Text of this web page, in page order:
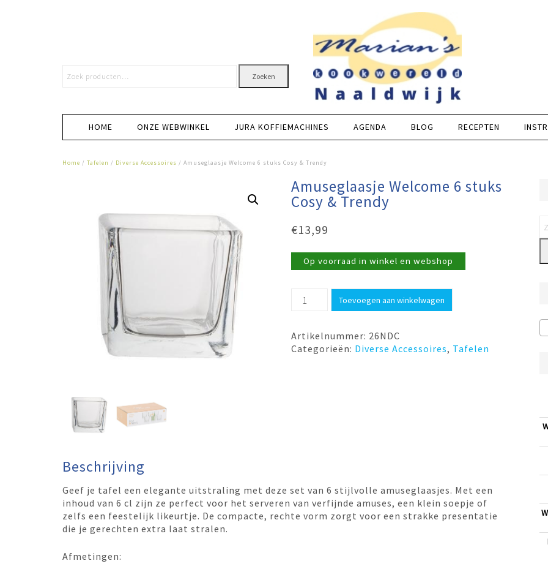
Zoeken
HOME ONZE WEBWINKEL JURA KOFFIEMACHINES AGENDA BLOG RECEPTEN
Home / Tafelen / Diverse Accessoires / Amuseglaasje Welcome 6 stuks Cosy & Trendy
Amuseglaasje Welcome 6 stuks
Cosy & Trendy
€13,99
Op voorraad in winkel en webshop
Amuseglaasje
Welcome
stuks
Cosy
Toevoegen aan winkelwagen
Artikelnummer: 26NDC
Categorieën: Diverse Accessoires, Tafelen
Beschrijving
Geef je tafel een elegante uitstraling met deze set van 6 stijlvolle amuseglaasjes. Met een
inhoud van 6 cl zijn ze perfect voor het serveren van verfijnde amuses, een klein soepje of
zelfs een feestelijk likeurtje. De compacte, rechte vorm zorgt voor een strakke presentatie
die je gerechten extra laat stralen.
Afmetingen: